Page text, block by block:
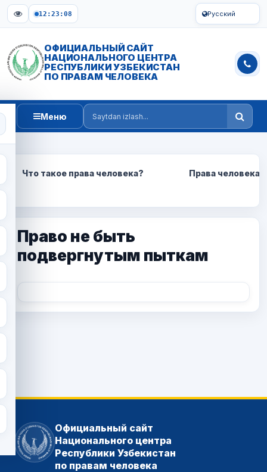
12:23:08 Русский
ОФИЦИАЛЬНЫЙ САЙТ
НАЦИОНАЛЬНОГО ЦЕНТРА
РЕСПУБЛИКИ УЗБЕКИСТАН
ПО ПРАВАМ ЧЕЛОВЕКА
Меню
Saytdan izlash
Что такое права человека? Права человека
Право не быть
подвергнутым пыткам
Официальный сайт
Национального центра
Республики Узбекистан
по правам человека